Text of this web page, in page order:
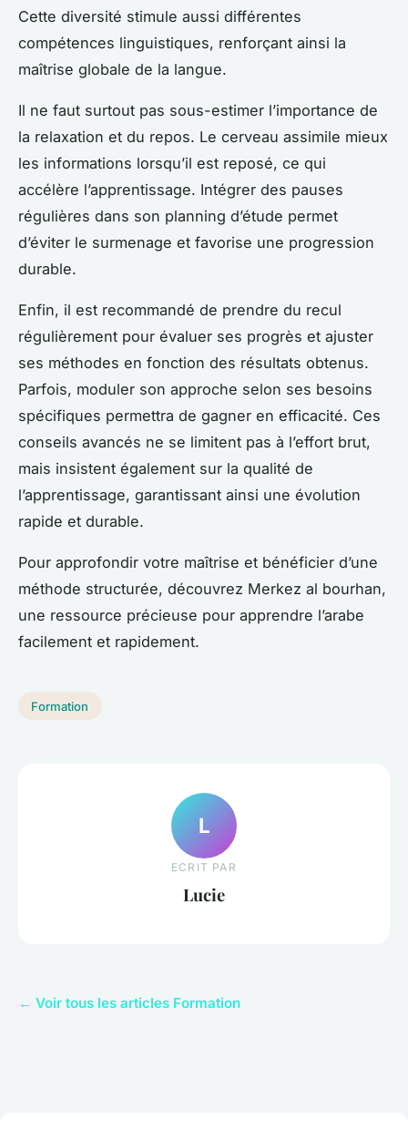
Cette diversité stimule aussi différentes
compétences linguistiques, renforçant ainsi la
maîtrise globale de la langue.
Il ne faut surtout pas sous-estimer l’importance de
la relaxation et du repos. Le cerveau assimile mieux
les informations lorsqu’il est reposé, ce qui
accélère l’apprentissage. Intégrer des pauses
régulières dans son planning d’étude permet
d’éviter le surmenage et favorise une progression
durable.
Enfin, il est recommandé de prendre du recul
régulièrement pour évaluer ses progrès et ajuster
ses méthodes en fonction des résultats obtenus.
Parfois, moduler son approche selon ses besoins
spécifiques permettra de gagner en efficacité. Ces
conseils avancés ne se limitent pas à l’effort brut,
mais insistent également sur la qualité de
l’apprentissage, garantissant ainsi une évolution
rapide et durable.
Pour approfondir votre maîtrise et bénéficier d’une
méthode structurée, découvrez Merkez al bourhan,
une ressource précieuse pour apprendre l’arabe
facilement et rapidement.
Formation
L
ECRIT PAR
Lucie
← Voir tous les articles Formation